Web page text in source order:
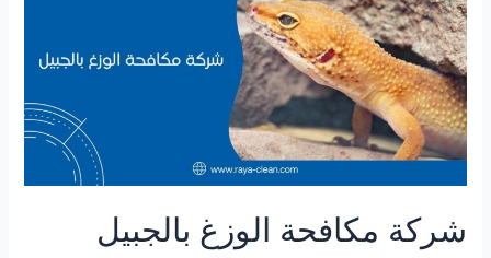
شركة مكافحة الوزغ بالجبيل